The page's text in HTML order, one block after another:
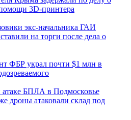
3D‑принтера
экс-начальника ГАИ
на торги после дела о
ФБР украл почти $1 млн в
БПЛА в Подмосковье
дроны атаковали склад под